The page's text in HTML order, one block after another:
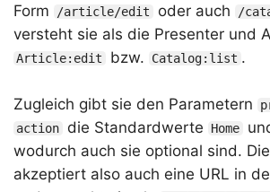
Form
/article/edit oder auch /
versteht sie als die Presenter und
Article:edit bzw. Catalog:list .
Zugleich gibt sie den Parametern
action die Standardwerte Home
wodurch auch sie optional sind.
akzeptiert also auch eine URL in